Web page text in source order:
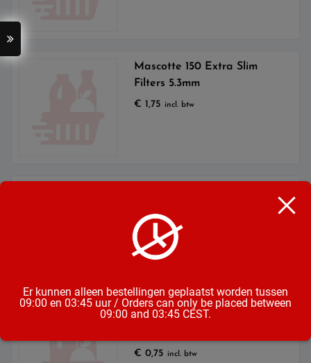
Mascotte 150 Extra Slim
Filters 5.3mm
€ 1,75 incl. btw
1,75
Mascotte Extra Thin
€ 0,75 incl. btw
Er kunnen alleen bestellingen geplaatst worden tussen
09:00 en 03:45 uur / Orders can only be placed between
09:00 and 03:45 CEST.